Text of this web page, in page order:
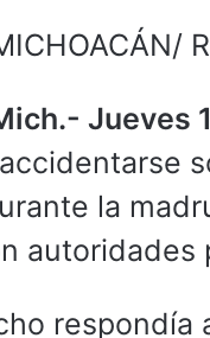
Jueves
la
autoridades
respondía